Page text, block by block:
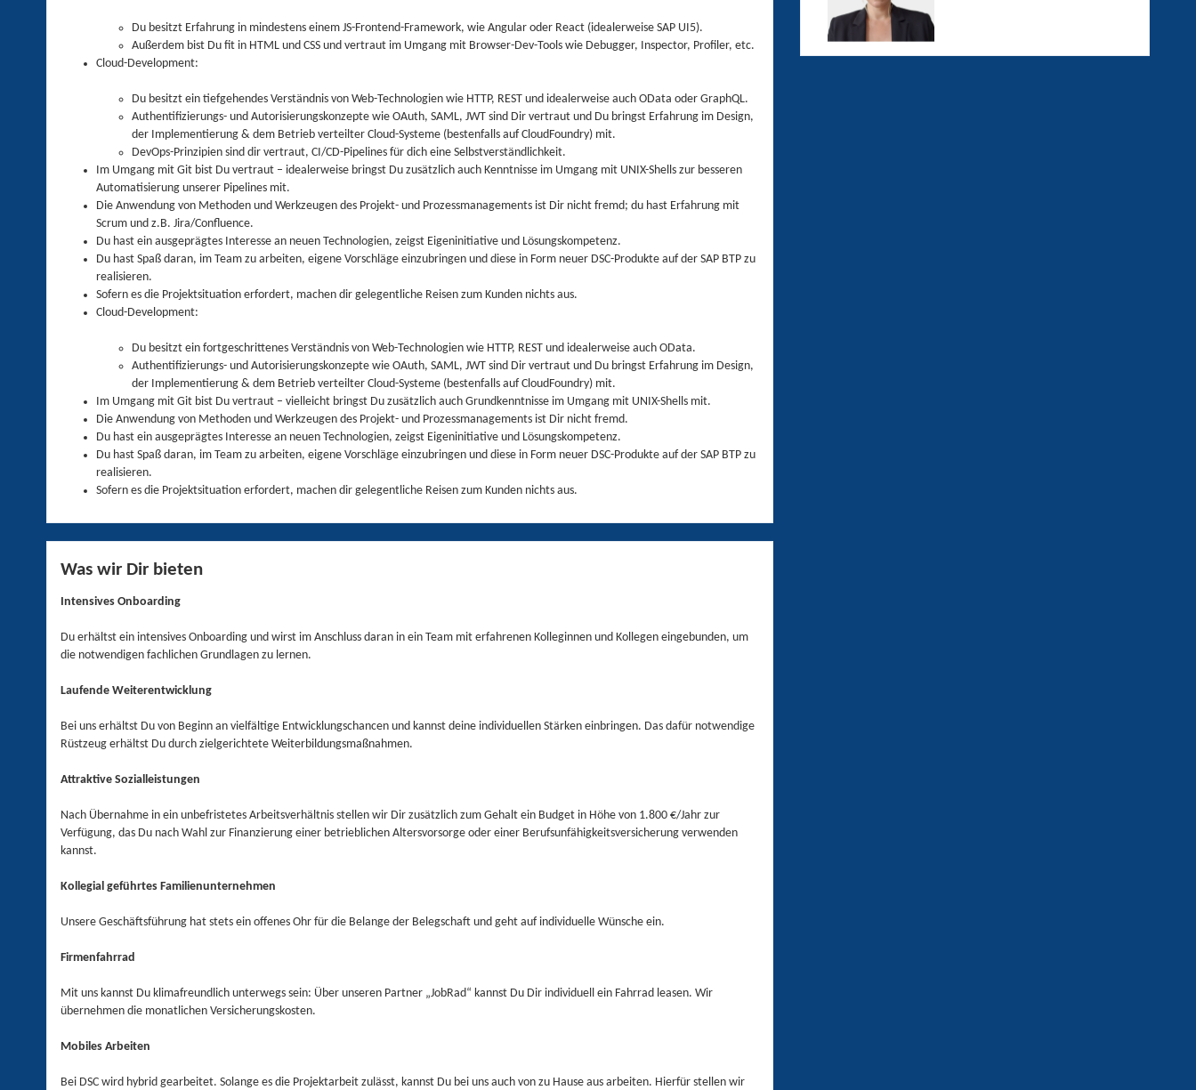
Du besitzt Erfahrung in mindestens einem JS-Frontend-Framework, wie Angular oder React (idealerweise SAP UI5).
Außerdem bist Du fit in HTML und CSS und vertraut im Umgang mit Browser-Dev-Tools wie Debugger, Inspector, Profiler, etc.
Cloud-Development:
Du besitzt ein tiefgehendes Verständnis von Web-Technologien wie HTTP, REST und idealerweise auch OData oder GraphQL.
Authentifizierungs- und Autorisierungskonzepte wie OAuth, SAML, JWT sind Dir vertraut und Du bringst Erfahrung im Design,
der Implementierung & dem Betrieb verteilter Cloud-Systeme (bestenfalls auf CloudFoundry) mit.
DevOps-Prinzipien sind dir vertraut, CI/CD-Pipelines für dich eine Selbstverständlichkeit.
Im Umgang mit Git bist Du vertraut – idealerweise bringst Du zusätzlich auch Kenntnisse im Umgang mit UNIX-Shells zur besseren
Automatisierung unserer Pipelines mit.
Die Anwendung von Methoden und Werkzeugen des Projekt- und Prozessmanagements ist Dir nicht fremd; du hast Erfahrung mit
Scrum und z.B. Jira/Confluence.
Du hast ein ausgeprägtes Interesse an neuen Technologien, zeigst Eigeninitiative und Lösungskompetenz.
Du hast Spaß daran, im Team zu arbeiten, eigene Vorschläge einzubringen und diese in Form neuer DSC-Produkte auf der SAP BTP zu
realisieren.
Sofern es die Projektsituation erfordert, machen dir gelegentliche Reisen zum Kunden nichts aus.
Cloud-Development:
Du besitzt ein fortgeschrittenes Verständnis von Web-Technologien wie HTTP, REST und idealerweise auch OData.
Authentifizierungs- und Autorisierungskonzepte wie OAuth, SAML, JWT sind Dir vertraut und Du bringst Erfahrung im Design,
der Implementierung & dem Betrieb verteilter Cloud-Systeme (bestenfalls auf CloudFoundry) mit.
Im Umgang mit Git bist Du vertraut – vielleicht bringst Du zusätzlich auch Grundkenntnisse im Umgang mit UNIX-Shells mit.
Die Anwendung von Methoden und Werkzeugen des Projekt- und Prozessmanagements ist Dir nicht fremd.
Du hast ein ausgeprägtes Interesse an neuen Technologien, zeigst Eigeninitiative und Lösungskompetenz.
Du hast Spaß daran, im Team zu arbeiten, eigene Vorschläge einzubringen und diese in Form neuer DSC-Produkte auf der SAP BTP zu
realisieren.
Sofern es die Projektsituation erfordert, machen dir gelegentliche Reisen zum Kunden nichts aus.
Was wir Dir bieten
Intensives Onboarding
Du erhältst ein intensives Onboarding und wirst im Anschluss daran in ein Team mit erfahrenen Kolleginnen und Kollegen eingebunden, um
die notwendigen fachlichen Grundlagen zu lernen.
Laufende Weiterentwicklung
Bei uns erhältst Du von Beginn an vielfältige Entwicklungschancen und kannst deine individuellen Stärken einbringen. Das dafür notwendige
Rüstzeug erhältst Du durch zielgerichtete Weiterbildungsmaßnahmen.
Attraktive Sozialleistungen
Nach Übernahme in ein unbefristetes Arbeitsverhältnis stellen wir Dir zusätzlich zum Gehalt ein Budget in Höhe von 1.800 €/Jahr zur
Verfügung, das Du nach Wahl zur Finanzierung einer betrieblichen Altersvorsorge oder einer Berufsunfähigkeitsversicherung verwenden
kannst.
Kollegial geführtes Familienunternehmen
Unsere Geschäftsführung hat stets ein offenes Ohr für die Belange der Belegschaft und geht auf individuelle Wünsche ein.
Firmenfahrrad
Mit uns kannst Du klimafreundlich unterwegs sein: Über unseren Partner „JobRad“ kannst Du Dir individuell ein Fahrrad leasen. Wir
übernehmen die monatlichen Versicherungskosten.
Mobiles Arbeiten
Bei DSC wird hybrid gearbeitet. Solange es die Projektarbeit zulässt, kannst Du bei uns auch von zu Hause aus arbeiten. Hierfür stellen wir